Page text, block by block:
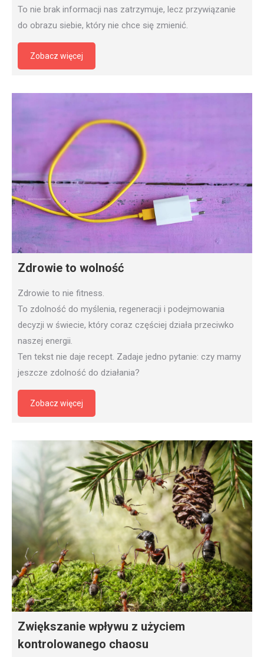
To nie brak informacji nas zatrzymuje, lecz przywiązanie
do obrazu siebie, który nie chce się zmienić.
Zobacz więcej
Zdrowie to wolność
Zdrowie to nie fitness.
To zdolność do myślenia, regeneracji i podejmowania
decyzji w świecie, który coraz częściej działa przeciwko
naszej energii.
Ten tekst nie daje recept. Zadaje jedno pytanie: czy mamy
jeszcze zdolność do działania?
Zobacz więcej
Zwiększanie wpływu z użyciem
kontrolowanego chaosu